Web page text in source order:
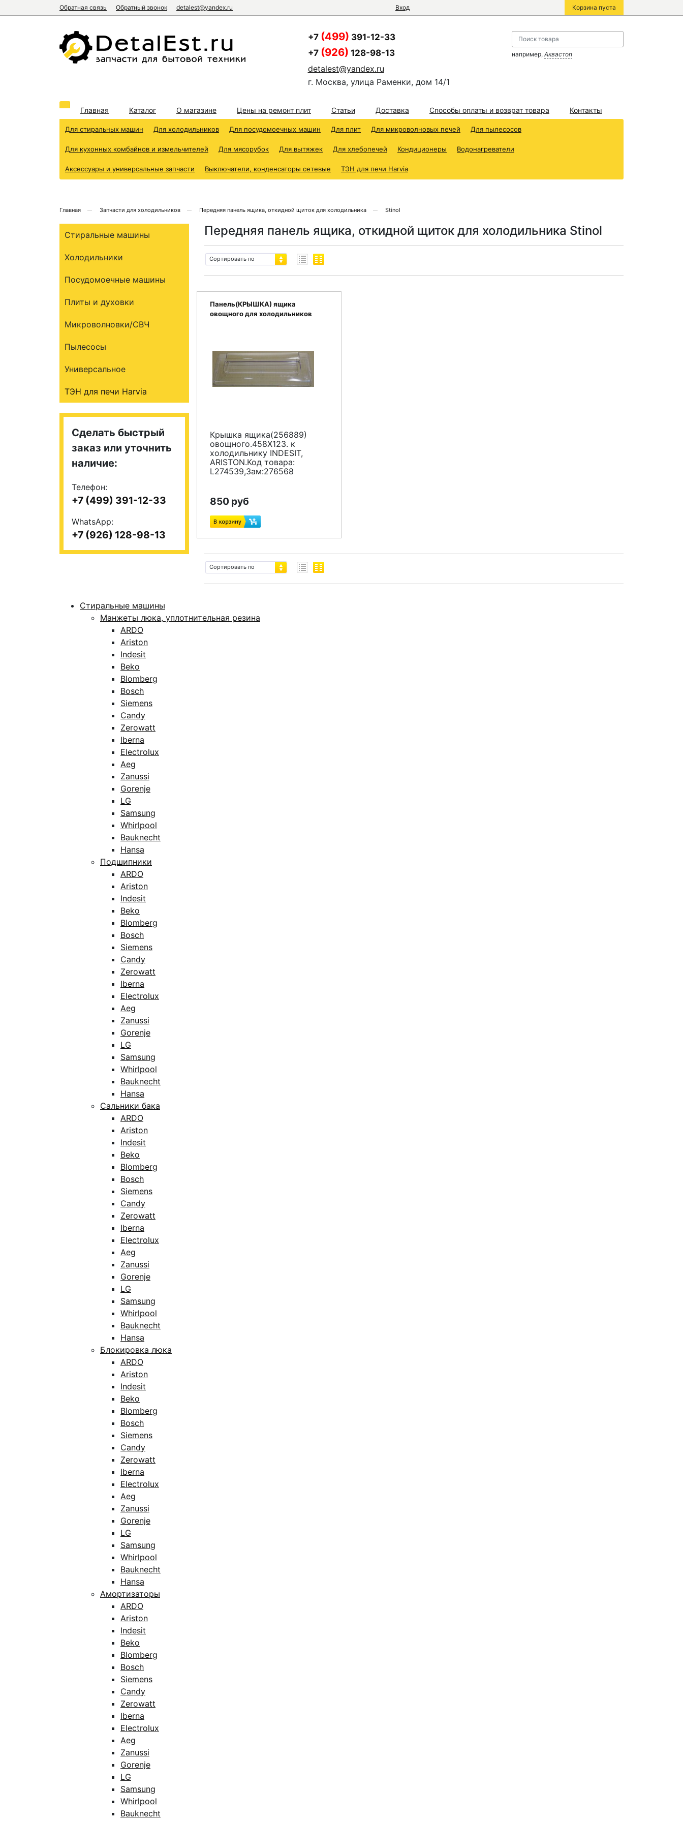
Обратная связь Обратный звонок detalest@yandex.ru Вход Корзина пуста
+7 (499) 391-12-33
+7 (926) 128-98-13
detalest@yandex.ru
г. Москва, улица Раменки, дом 14/1
например, Аквастоп
Главная Каталог О магазине Цены на ремонт плит Статьи Доставка Способы оплаты и возврат товара Контакты
Для стиральных машин Для холодильников Для посудомоечных машин Для плит Для микроволновых печей Для пылесосов
Для кухонных комбайнов и измельчителей Для мясорубок Для вытяжек Для хлебопечей Кондиционеры Водонагреватели
Аксессуары и универсальные запчасти Выключатели, конденсаторы сетевые ТЭН для печи Harvia
Главная Запчасти для холодильников Передняя панель ящика, откидной щиток для холодильника Stinol
Передняя панель ящика, откидной щиток для холодильника Stinol
Сортировать по
Панель(КРЫШКА) ящика
овощного для холодильников
Крышка ящика(256889)
овощного.458X123. к
холодильнику INDESIT,
ARISTON.Код товара:
L274539,Зам:276568
850 руб
Сортировать по
Стиральные машины
Холодильники
Посудомоечные машины
Плиты и духовки
Микроволновки/СВЧ
Пылесосы
Универсальное
ТЭН для печи Harvia
Сделать быстрый
заказ или уточнить
наличие:
Телефон:
+7 (499) 391-12-33
WhatsApp:
+7 (926) 128-98-13
Стиральные машины
Манжеты люка, уплотнительная резина
ARDO
Ariston
Indesit
Beko
Blomberg
Bosch
Siemens
Candy
Zerowatt
Iberna
Electrolux
Aeg
Zanussi
Gorenje
LG
Samsung
Whirlpool
Bauknecht
Hansa
Подшипники
ARDO
Ariston
Indesit
Beko
Blomberg
Bosch
Siemens
Candy
Zerowatt
Iberna
Electrolux
Aeg
Zanussi
Gorenje
LG
Samsung
Whirlpool
Bauknecht
Hansa
Сальники бака
ARDO
Ariston
Indesit
Beko
Blomberg
Bosch
Siemens
Candy
Zerowatt
Iberna
Electrolux
Aeg
Zanussi
Gorenje
LG
Samsung
Whirlpool
Bauknecht
Hansa
Блокировка люка
ARDO
Ariston
Indesit
Beko
Blomberg
Bosch
Siemens
Candy
Zerowatt
Iberna
Electrolux
Aeg
Zanussi
Gorenje
LG
Samsung
Whirlpool
Bauknecht
Hansa
Амортизаторы
ARDO
Ariston
Indesit
Beko
Blomberg
Bosch
Siemens
Candy
Zerowatt
Iberna
Electrolux
Aeg
Zanussi
Gorenje
LG
Samsung
Whirlpool
Bauknecht